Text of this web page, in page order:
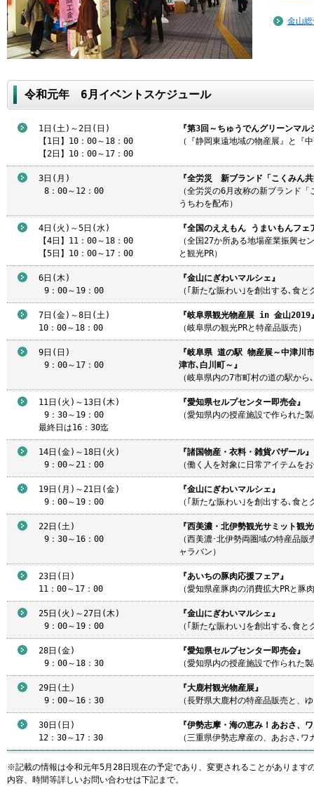
金山
令和元年 6月イベントスケジュール
1日(土)～2日(日)
【1日】10：00～18：00
【2日】10：00～17：00
『第3回～ちゅうでんグリーンマ
（『静岡東遠地域の物産展』と『
3日(月)
8 ：00～12：00
『全労災 新ブランド「こくみん
（全労災の6月改称の新ブランド
うちわを配布）
4日(火)～5日(水)
【4日】11：00～18：00
【5日】10：00～17：00
『全国のええもん うまいもんフェ
（全国27か所ある地場産業振興セ
と観光PR）
6日(木)
9 ：00～19：00
『金山にぎわいマルシェ』
（｢新たな賑わい｣を創出する､食と
7日(金)～8日(土)
10：00～18：00
『岐阜県観光物産展 in 金山2019
（岐阜県の観光PRと特産品販売）
9日(日)
9 ：00～17：00
『岐阜県 道の駅 物産展～中津川
津市､白川町～』
（岐阜県内の7市町村の道の駅か
11日(火)～13日(木)
9 ：30～19：00
最終日は16：30迄
『愛知県セルプセンター即売会』
（愛知県内の授産施設で作られた
14日(金)～18日(火)
9 ：00～21：00
『諸国物産・衣料・雑貨バザール』
（働く人を対象に日常アイテムを
19日(月)～21日(金)
9 ：00～19：00
『金山にぎわいマルシェ』
（｢新たな賑わい｣を創出する､食と
22日(土)
9 ：30～16：00
『西美濃・北伊勢観光サミット観
（西美濃･北伊勢両圏域の特産品
ャラバン）
23日(日)
11：00～17：00
『あいちの豚肉応援フェア』
（愛知県産豚肉の消費拡大PRと豚
25日(火)～27日(木)
9 ：00～19：00
『金山にぎわいマルシェ』
（｢新たな賑わい｣を創出する､食と
28日(金)
9 ：00～18：30
『愛知県セルプセンター即売会』
（愛知県内の授産施設で作られた
29日(土)
9 ：00～16：30
『大鹿村観光物産展』
（長野県大鹿村の特産品販売と、
30日(日)
12：30～17：30
『伊勢志摩・海の恵み！あおさ、
（三重県伊勢志摩産の、あおさ､
※記載の情報は令和元年5月28日現在の予定であり、変更されることがあります
内容、時間等詳しいお問い合わせは下記まで。